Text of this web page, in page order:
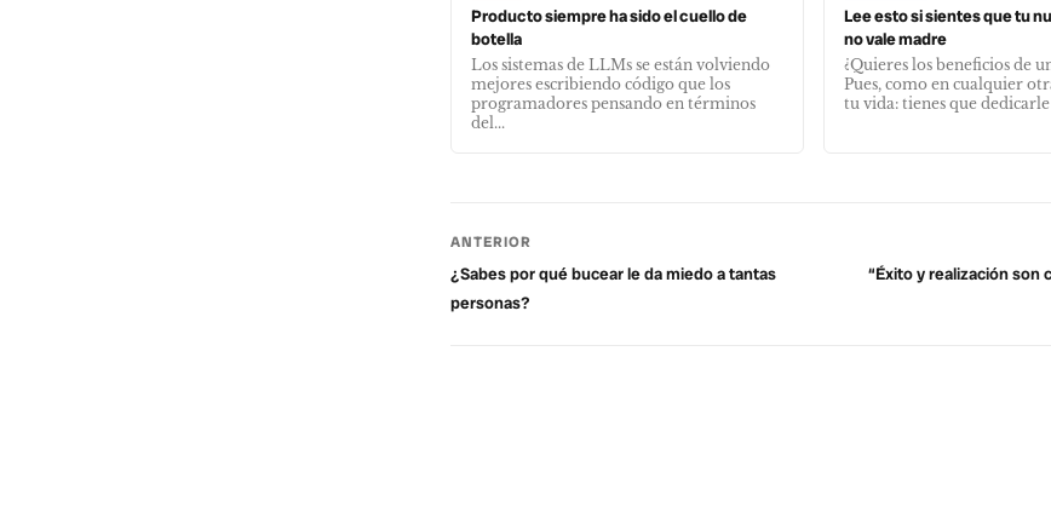
Producto siempre ha sido el cuello de
botella
Los sistemas de LLMs se están volviendo
mejores escribiendo código que los
programadores pensando en términos
del...
Lee esto si sientes que tu
no vale madre
¿Quieres los beneficios de
Pues, como en cualquier
tu vida: tienes que
ANTERIOR
¿Sabes por qué bucear le da miedo a tantas
personas?
“Éxito y realización son